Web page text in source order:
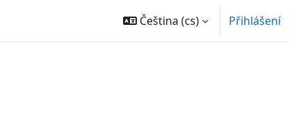
Čeština ‎(cs)‎ Přihlášení